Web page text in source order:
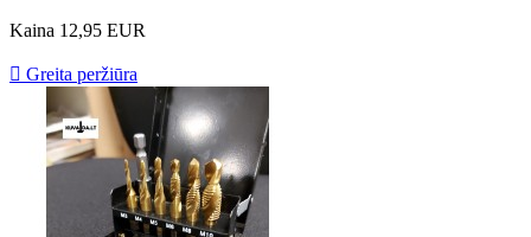
Kaina 12,95 EUR
 Greita peržiūra